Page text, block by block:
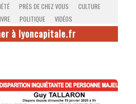
PRÈS DE CHEZ VOUS
CULTURE
POLITIQUE VIDÉOS
à lyoncapitale.fr